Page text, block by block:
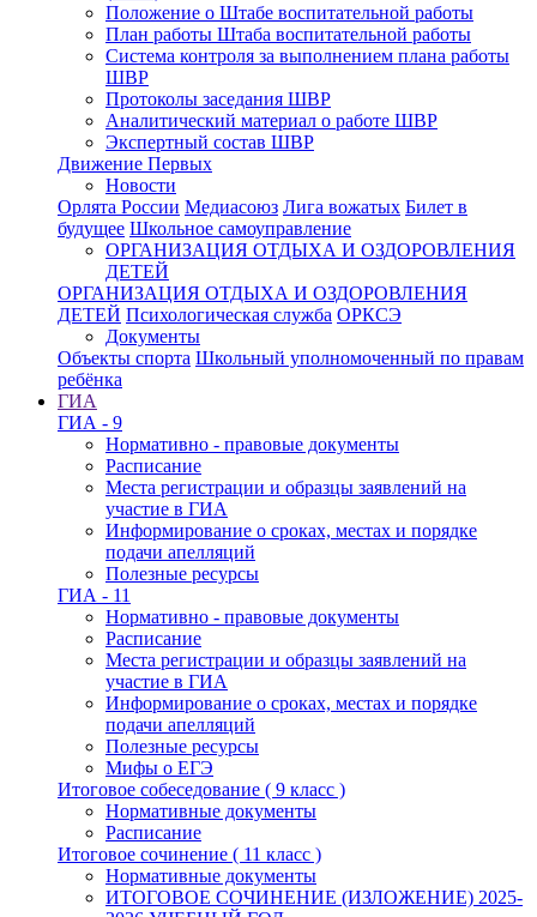
Положение о Штабе воспитательной работы
План работы Штаба воспитательной работы
Система контроля за выполнением плана работы
ШВР
Протоколы заседания ШВР
Аналитический материал о работе ШВР
Экспертный состав ШВР
Движение Первых
Новости
Орлята России Медиасоюз Лига вожатых Билет в
будущее Школьное самоуправление
ОРГАНИЗАЦИЯ ОТДЫХА И ОЗДОРОВЛЕНИЯ
ДЕТЕЙ
ОРГАНИЗАЦИЯ ОТДЫХА И ОЗДОРОВЛЕНИЯ
ДЕТЕЙ Психологическая служба ОРКСЭ
Документы
Объекты спорта Школьный уполномоченный по правам
ребёнка
ГИА
ГИА - 9
Нормативно - правовые документы
Расписание
Места регистрации и образцы заявлений на
участие в ГИА
Информирование о сроках, местах и порядке
подачи апелляций
Полезные ресурсы
ГИА - 11
Нормативно - правовые документы
Расписание
Места регистрации и образцы заявлений на
участие в ГИА
Информирование о сроках, местах и порядке
подачи апелляций
Полезные ресурсы
Мифы о ЕГЭ
Итоговое собеседование ( 9 класс )
Нормативные документы
Расписание
Итоговое сочинение ( 11 класс )
Нормативные документы
ИТОГОВОЕ СОЧИНЕНИЕ (ИЗЛОЖЕНИЕ) 2025-